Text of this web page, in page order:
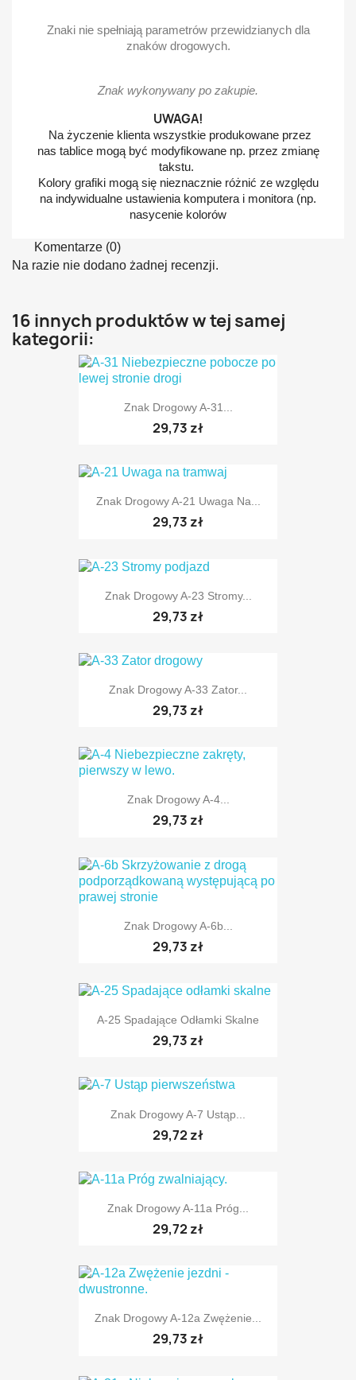
Znaki nie spełniają parametrów przewidzianych dla
znaków drogowych.
Znak wykonywany po zakupie.
UWAGA!
Na życzenie klienta wszystkie produkowane przez
nas tablice mogą być modyfikowane np. przez zmianę
takstu.
Kolory grafiki mogą się nieznacznie różnić ze względu
na indywidualne ustawienia komputera i monitora (np.
nasycenie kolorów
Komentarze (0)
Na razie nie dodano żadnej recenzji.
16 innych produktów w tej samej
kategorii:
Znak Drogowy A-31...
29,73 zł
Znak Drogowy A-21 Uwaga Na...
29,73 zł
Znak Drogowy A-23 Stromy...
29,73 zł
Znak Drogowy A-33 Zator...
29,73 zł
Znak Drogowy A-4...
29,73 zł
TYLKO ONLINE
Znak Drogowy A-6b...
29,73 zł
TYLKO ONLINE
A-25 Spadające Odłamki Skalne
29,73 zł
Znak Drogowy A-7 Ustąp...
29,72 zł
Znak Drogowy A-11a Próg...
29,72 zł
Znak Drogowy A-12a Zwężenie...
29,73 zł